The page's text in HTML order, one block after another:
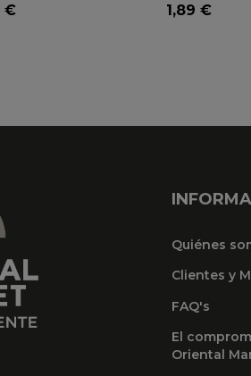
€
1,89 €
Quiénes
Clientes y
FAQ's
El
Oriental